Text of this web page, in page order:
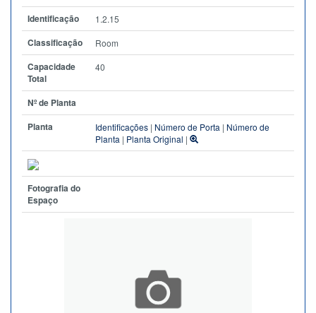
Identificação 1.2.15
Classificação Room
Capacidade
Total
40
Nº de Planta
Planta
Identificações | Número de Porta | Número de
Planta | Planta Original |
Fotografia do
Espaço